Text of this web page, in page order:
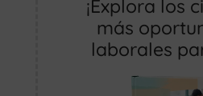
¡Explora los
más
laborales